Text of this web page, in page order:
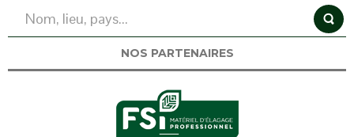
NOS PARTENAIRES